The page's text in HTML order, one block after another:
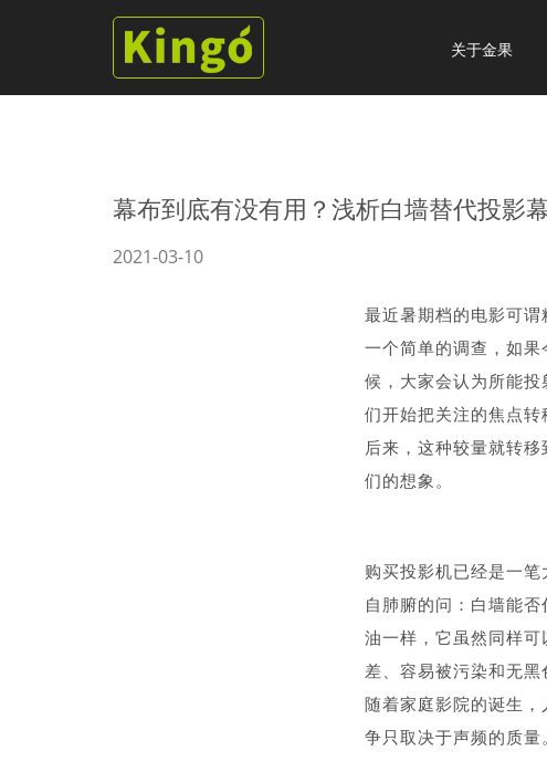
关于金果
幕布到底有没有用？浅析白墙替代投影
2021-03-10
最近暑期档的电影可
一个简单的调查，如
候，大家会认为所能
们开始把关注的焦点转
后来，这种较量就转
们的想象。
购买投影机已经是一
自肺腑的问：白墙能
油一样，它虽然同样
差、容易被污染和无
随着家庭影院的诞生
争只取决于声频的质量